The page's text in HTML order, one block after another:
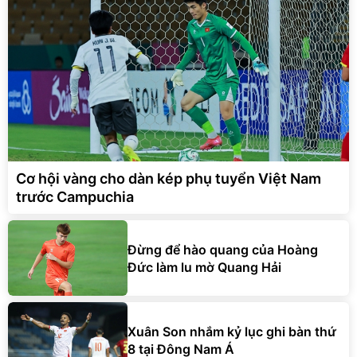
Cơ hội vàng cho dàn kép phụ tuyển Việt Nam
trước Campuchia
Đừng để hào quang của Hoàng
Đức làm lu mờ Quang Hải
Xuân Son nhắm kỷ lục ghi bàn thứ
8 tại Đông Nam Á